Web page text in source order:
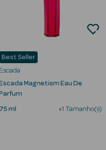
Best Seller
Escada
Escada Magnetism Eau De
Parfum
75 ml +1 Tamanho(s)